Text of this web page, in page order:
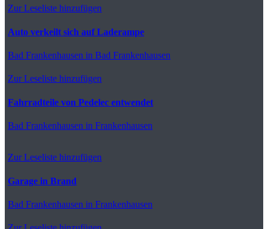
Zur Leseliste hinzufügen
Auto verkeilt sich auf Laderampe
Bad Frankenhausen in Bad Frankenhausen
Zur Leseliste hinzufügen
Fahrradteile von Pedelec entwendet
Bad Frankenhausen in Frankenhausen
Zur Leseliste hinzufügen
Garage in Brand
Bad Frankenhausen in Frankenhausen